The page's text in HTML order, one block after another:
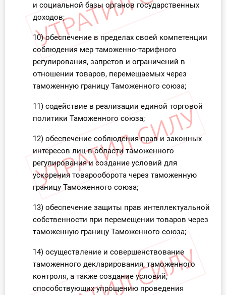
и социальной базы органов государственных
доходов;
10) обеспечение в пределах своей компетенции
соблюдения мер таможенно-тарифного
регулирования, запретов и ограничений в
отношении товаров, перемещаемых через
таможенную границу Таможенного союза;
11) содействие в реализации единой торговой
политики Таможенного союза;
12) обеспечение соблюдения прав и законных
интересов лиц в области таможенного
регулирования и создание условий для
ускорения товарооборота через таможенную
границу Таможенного союза;
13) обеспечение защиты прав интеллектуальной
собственности при перемещении товаров через
таможенную границу Таможенного союза;
14) осуществление и совершенствование
таможенного декларирования, таможенного
контроля, а также создание условий,
способствующих упрощению проведения